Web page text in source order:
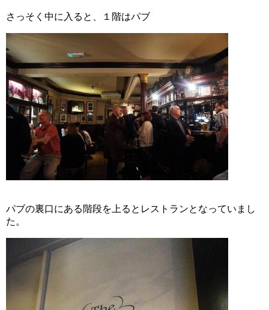
さっそく中に入ると、１階はパブ
パブの裏口にある階段を上るとレストランとなっていまし
た。